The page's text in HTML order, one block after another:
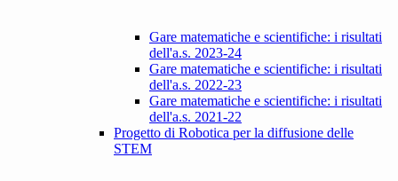
Gare matematiche e scientifiche: i risultati
dell'a.s. 2023-24
Gare matematiche e scientifiche: i risultati
dell'a.s. 2022-23
Gare matematiche e scientifiche: i risultati
dell'a.s. 2021-22
Progetto di Robotica per la diffusione delle
STEM